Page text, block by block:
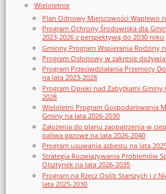
Wieloletnie
Plan Odnowy Miejscowości Waplewo
Program Ochrony Środowiska dla
2023-2026 z perspektywą do 2030 roku
Gminny Program Wspierania Rodziny
Program Osłonowy w zakresie
Program Przeciwdziałania Przemocy
na lata 2023-2028
Program Opieki nad Zabytkami Gminy
2028
Wieloletni Program Gospodarowania
Gminy na lata 2026-2030
Założenia do planu zaopatrzenia w
paliwa gazowe na lata 2026-2040
Program usuwania azbestu na lata
Strategia Rozwiązywania Problemów
Olsztynek na lata 2026-2035
Program na Rzecz Osób Starszych i z
lata 2025-2030